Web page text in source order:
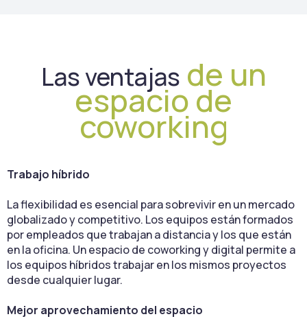
Las ventajas de un
espacio de
coworking
Trabajo híbrido
La flexibilidad es esencial para sobrevivir en un mercado
globalizado y competitivo. Los equipos están formados
por empleados que trabajan a distancia y los que están
en la oficina. Un espacio de coworking y digital permite a
los equipos híbridos trabajar en los mismos proyectos
desde cualquier lugar.
Mejor aprovechamiento del espacio